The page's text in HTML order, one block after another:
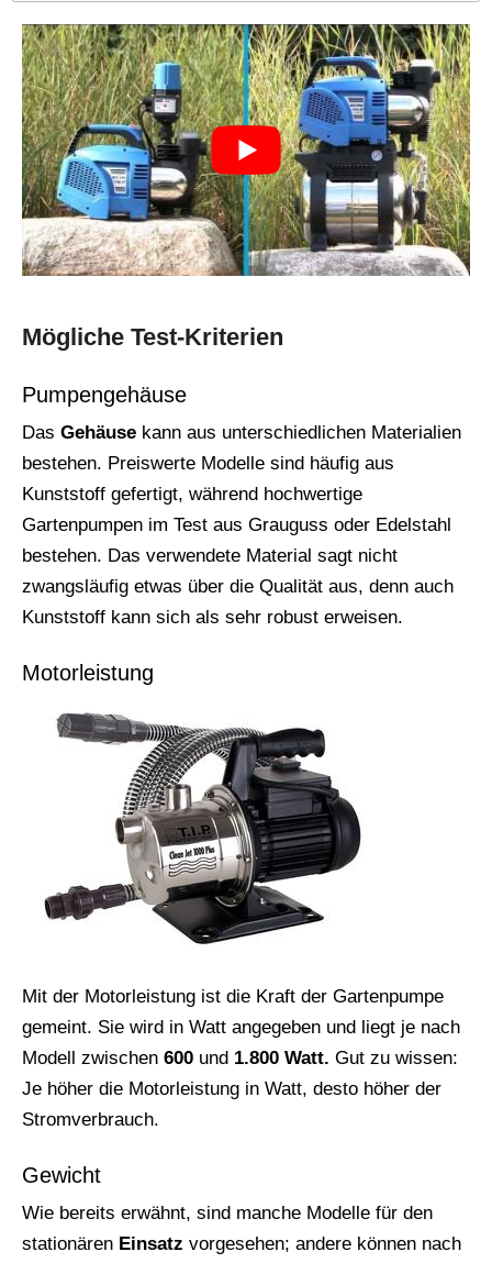
Mögliche Test-Kriterien
Pumpengehäuse
Das Gehäuse kann aus unterschiedlichen Materialien
bestehen. Preiswerte Modelle sind häufig aus
Kunststoff gefertigt, während hochwertige
Gartenpumpen im Test aus Grauguss oder Edelstahl
bestehen. Das verwendete Material sagt nicht
zwangsläufig etwas über die Qualität aus, denn auch
Kunststoff kann sich als sehr robust erweisen.
Motorleistung
Mit der Motorleistung ist die Kraft der Gartenpumpe
gemeint. Sie wird in Watt angegeben und liegt je nach
Modell zwischen 600 und 1.800 Watt. Gut zu wissen:
Je höher die Motorleistung in Watt, desto höher der
Stromverbrauch.
Gewicht
Wie bereits erwähnt, sind manche Modelle für den
stationären Einsatz vorgesehen; andere können nach